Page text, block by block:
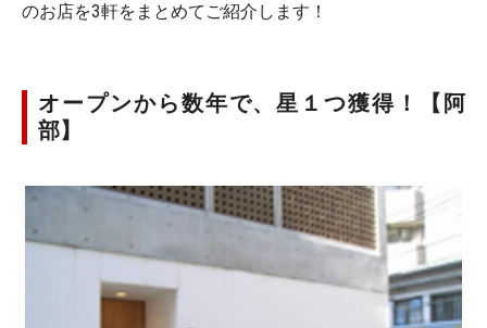
のお店を3軒をまとめてご紹介します！
オープンから数年で、星１つ獲得！【阿
部】